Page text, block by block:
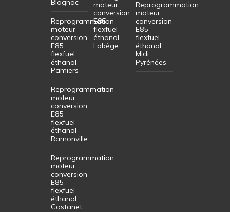
Blagnac
Reprogrammation
moteur
conversion
E85
flexfuel
éthanol
Pamiers
Reprogrammation
moteur
conversion
E85
flexfuel
éthanol
Ramonville
Reprogrammation
moteur
conversion
E85
flexfuel
éthanol
Castanet
moteur
conversion
E85
flexfuel
éthanol
Labège
Reprogrammation
moteur
conversion
E85
flexfuel
éthanol
Midi
Pyrénées